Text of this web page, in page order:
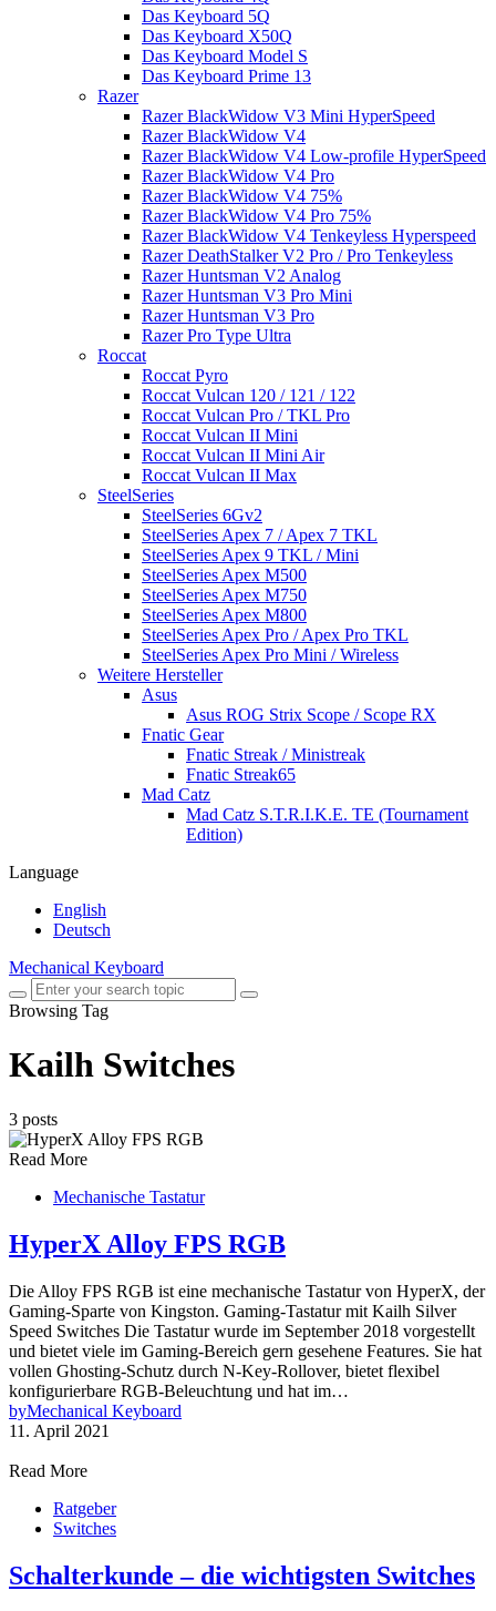
Das Keyboard 5Q
Das Keyboard X50Q
Das Keyboard Model S
Das Keyboard Prime 13
Razer
Razer BlackWidow V3 Mini HyperSpeed
Razer BlackWidow V4
Razer BlackWidow V4 Low-profile HyperSpeed
Razer BlackWidow V4 Pro
Razer BlackWidow V4 75%
Razer BlackWidow V4 Pro 75%
Razer BlackWidow V4 Tenkeyless Hyperspeed
Razer DeathStalker V2 Pro / Pro Tenkeyless
Razer Huntsman V2 Analog
Razer Huntsman V3 Pro Mini
Razer Huntsman V3 Pro
Razer Pro Type Ultra
Roccat
Roccat Pyro
Roccat Vulcan 120 / 121 / 122
Roccat Vulcan Pro / TKL Pro
Roccat Vulcan II Mini
Roccat Vulcan II Mini Air
Roccat Vulcan II Max
SteelSeries
SteelSeries 6Gv2
SteelSeries Apex 7 / Apex 7 TKL
SteelSeries Apex 9 TKL / Mini
SteelSeries Apex M500
SteelSeries Apex M750
SteelSeries Apex M800
SteelSeries Apex Pro / Apex Pro TKL
SteelSeries Apex Pro Mini / Wireless
Weitere Hersteller
Asus
Asus ROG Strix Scope / Scope RX
Fnatic Gear
Fnatic Streak / Ministreak
Fnatic Streak65
Mad Catz
Mad Catz S.T.R.I.K.E. TE (Tournament
Edition)
Language
English
Deutsch
Mechanical Keyboard
Browsing Tag
Kailh Switches
3 posts
Read More
Mechanische Tastatur
HyperX Alloy FPS RGB
Die Alloy FPS RGB ist eine mechanische Tastatur von HyperX, der
Gaming-Sparte von Kingston. Gaming-Tastatur mit Kailh Silver
Speed Switches Die Tastatur wurde im September 2018 vorgestellt
und bietet viele im Gaming-Bereich gern gesehene Features. Sie hat
vollen Ghosting-Schutz durch N-Key-Rollover, bietet flexibel
konfigurierbare RGB-Beleuchtung und hat im…
byMechanical Keyboard
11. April 2021
Read More
Ratgeber
Switches
Schalterkunde – die wichtigsten Switches